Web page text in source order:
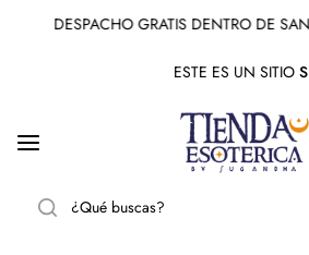
DESPACHO GRATIS DENTRO DE
ESTE ES UN SITIO